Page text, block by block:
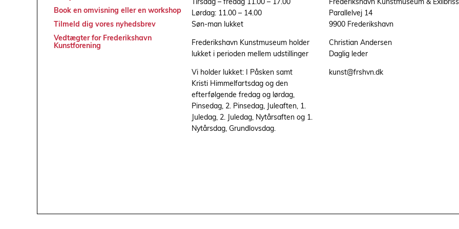
Book en omvisning eller en workshop
Tilmeld dig vores nyhedsbrev
Vedtægter for Frederikshavn
Kunstforening
Tirsdag – fredag 11.00 – 17.00
Lørdag: 11.00 – 14.00
Søn-man lukket
Frederikshavn Kunstmuseum holder
lukket i perioden mellem udstillinger
Vi holder lukket: I Påsken samt
Kristi Himmelfartsdag og den
efterfølgende fredag og lørdag,
Pinsedag, 2. Pinsedag, Juleaften, 1.
Juledag, 2. Juledag, Nytårsaften og 1.
Nytårsdag, Grundlovsdag.
Frederikshavn Kunstmuseum &
Parallelvej 14
9900 Frederikshavn
Christian Andersen
Daglig leder
kunst@frshvn.dk